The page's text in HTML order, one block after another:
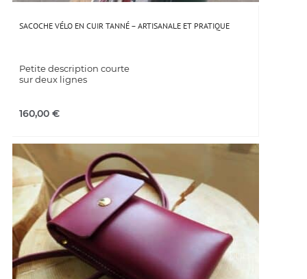
SACOCHE VÉLO EN CUIR TANNÉ – ARTISANALE ET PRATIQUE
Petite description courte
sur deux lignes
160,00 €